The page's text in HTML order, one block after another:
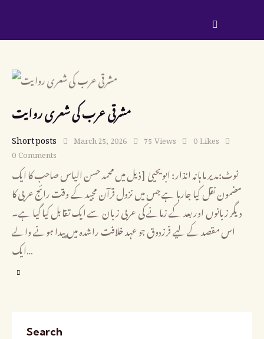
مشرقی عرب کی شعری روایت
Short posts March 25, 2026 75Views 0Likes
0Comments
نوٹ:مدیر ماہانہ انذار: ابویحییٰ [ذیل میں محمد حسن الیاس صاحب کا ایک
مضمون نقل کیا جارہا ہے جس میں نزول قرآن مجید کے وقت رائج عربی کا
دیگر زبانوں اور بعد کے زمانے کی عربی زبان سے ایک تقابل کیا گیا ہے۔
اس مقصد کے لیے فرزدوق جو عہد خلافت راشدہ میں پیدا ہونے والے
ایک…
Search